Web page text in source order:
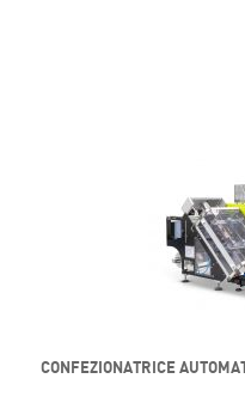
CONFEZIONATRICE